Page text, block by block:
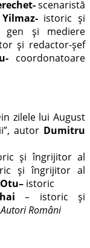
scenaristă
istoric și
gen și mediere
și redactor-șef
coordonatoare
zilele lui August
autorDumitru
și îngrijitor al
și îngrijitor al
– istoric
– istoric și
Români